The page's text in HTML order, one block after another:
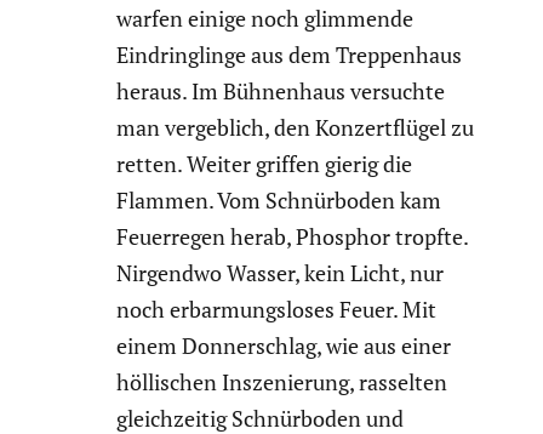
warfen einige noch glimmende
Eindring­linge aus dem Treppen­haus
heraus. Im Bühnen­haus versuchte
man vergeb­lich, den Konzert­flügel zu
retten. Weiter griffen gierig die
Flammen. Vom Schnür­boden kam
Feuer­regen herab, Phosphor tropfte.
Nirgendwo Wasser, kein Licht, nur
noch erbar­mungs­loses Feuer. Mit
einem Donner­schlag, wie aus einer
hölli­schen Insze­nie­rung, rasselten
gleich­zeitig Schnür­boden und